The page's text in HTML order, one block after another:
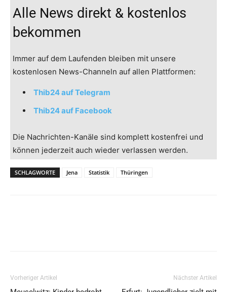
Alle News direkt & kostenlos
bekommen
Immer auf dem Laufenden bleiben mit unsere
kostenlosen News-Channeln auf allen Plattformen:
Thib24 auf Telegram
Thib24 auf Facebook
Die Nachrichten-Kanäle sind komplett kostenfrei und
können jederzeit auch wieder verlassen werden.
SCHLAGWORTE Jena Statistik Thüringen
Vorheriger Artikel Nächster Artikel